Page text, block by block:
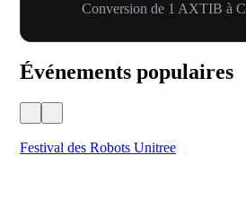
Conversion de 1 AXTIB à
Événements populaires
Festival des Robots Unitree